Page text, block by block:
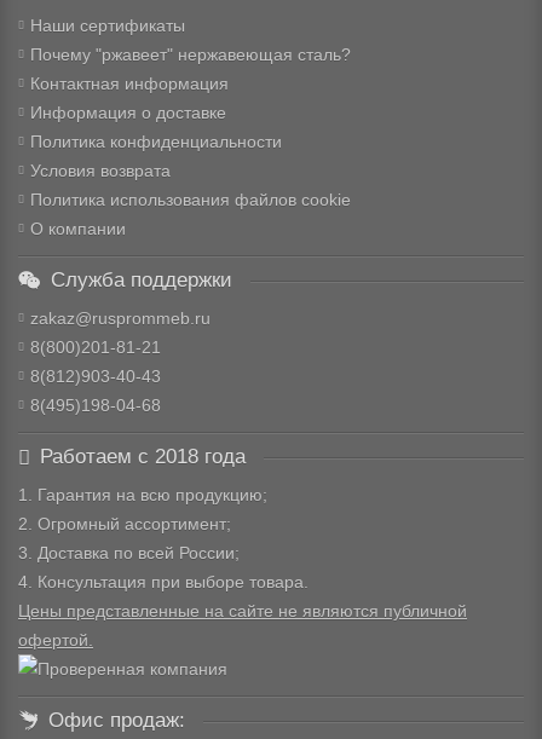
Наши сертификаты
Почему "ржавеет" нержавеющая сталь?
Контактная информация
Информация о доставке
Политика конфиденциальности
Условия возврата
Политика использования файлов cookie
О компании
Служба поддержки
zakaz@rusprommeb.ru
8(800)201-81-21
8(812)903-40-43
8(495)198-04-68
Работаем с 2018 года
1. Гарантия на всю продукцию;
2. Огромный ассортимент;
3. Доставка по всей России;
4. Консультация при выборе товара.
Цены представленные на сайте не являются публичной
офертой.
Офис продаж: